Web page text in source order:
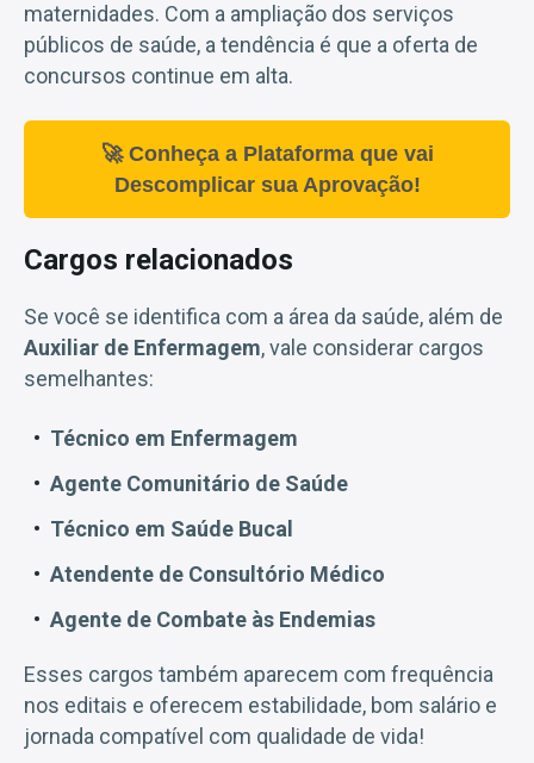
maternidades. Com a ampliação dos serviços
públicos de saúde, a tendência é que a oferta de
concursos continue em alta.
🚀 Conheça a Plataforma que vai
Descomplicar sua Aprovação!
Cargos relacionados
Se você se identifica com a área da saúde, além de
Auxiliar de Enfermagem, vale considerar cargos
semelhantes:
Técnico em Enfermagem
Agente Comunitário de Saúde
Técnico em Saúde Bucal
Atendente de Consultório Médico
Agente de Combate às Endemias
Esses cargos também aparecem com frequência
nos editais e oferecem estabilidade, bom salário e
jornada compatível com qualidade de vida!